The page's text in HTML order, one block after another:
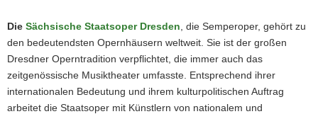
Die Sächsische Staatsoper Dresden , die Semperoper, gehört zu
den bedeutendsten Opernhäusern weltweit. Sie ist der großen
Dresdner Operntradition verpflichtet, die immer auch das
zeitgenössische Musiktheater umfasste. Entsprechend ihrer
internationalen Bedeutung und ihrem kulturpolitischen Auftrag
arbeitet die Staatsoper mit Künstlern von nationalem und